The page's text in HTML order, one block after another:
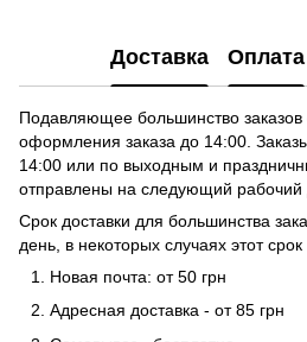
Доставка Оплата
Подавляющее большинство заказов
оформления заказа до 14:00.
14:00 или по выходным и
отправлены на следующий рабочий
Срок доставки для большинства
день, в некоторых случаях этот
Новая почта: от 50 грн
Адресная доставка - от 85 грн